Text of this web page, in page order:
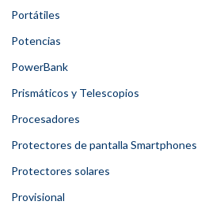
Portátiles
Potencias
PowerBank
Prismáticos y Telescopios
Procesadores
Protectores de pantalla Smartphones
Protectores solares
Provisional